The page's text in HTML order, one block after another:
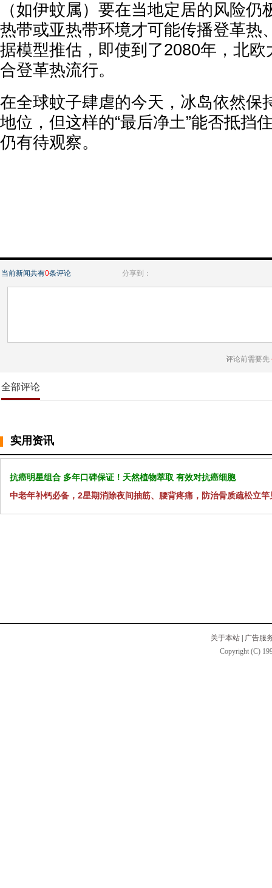
（如伊蚊属）要在当地定居的风险
热带或亚热带环境才可能传播登革热
据模型推估，即使到了2080年，北
合登革热流行。
在全球蚊子肆虐的今天，冰岛依然保
地位，但这样的“最后净土”能否抵挡
仍有待观察。
当前新闻共有0条评论 分享到：
评论前需要先
全部评论
实用资讯
抗癌明星组合 多年口碑保证！天然植物萃取 有效对抗癌细胞
中老年补钙必备，2星期消除夜间抽筋、腰背疼痛，防治骨质疏松立竿
关于本站
广告服
Copyright (C)